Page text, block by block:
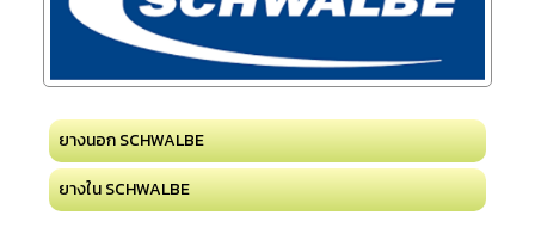
ยางนอก SCHWALBE
ยางใน SCHWALBE